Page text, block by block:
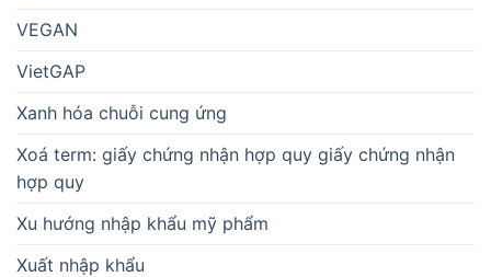
VEGAN
VietGAP
Xanh hóa chuỗi cung ứng
Xoá term: giấy chứng nhận hợp quy giấy chứng nhận
hợp quy
Xu hướng nhập khẩu mỹ phẩm
Xuất nhập khẩu